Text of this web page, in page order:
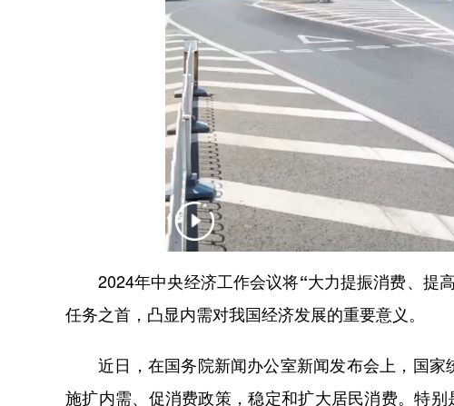
2024年中央经济工作会议将“大力提振消费、提
任务之首 ，凸显内需对我国经济发展的重要意义。
近日，在国务院新闻办公室新闻发布会上，国家
施扩内需、促消费政策，稳定和扩大居民消费。特